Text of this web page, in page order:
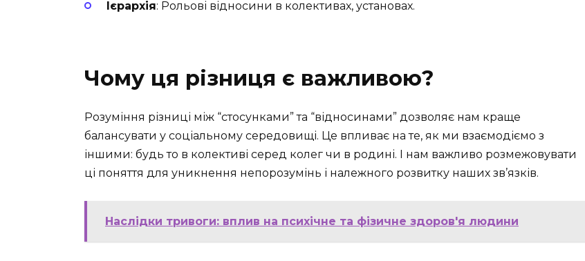
Ієрархія: Рольові відносини в колективах, установах.
Чому ця різниця є важливою?
Розуміння різниці між “стосунками” та “відносинами” дозволяє нам краще
балансувати у соціальному середовищі. Це впливає на те, як ми взаємодіємо з
іншими: будь то в колективі серед колег чи в родині. І нам важливо розмежовувати
ці поняття для уникнення непорозумінь і належного розвитку наших зв’язків.
Наслідки тривоги: вплив на психічне та фізичне здоров'я людини